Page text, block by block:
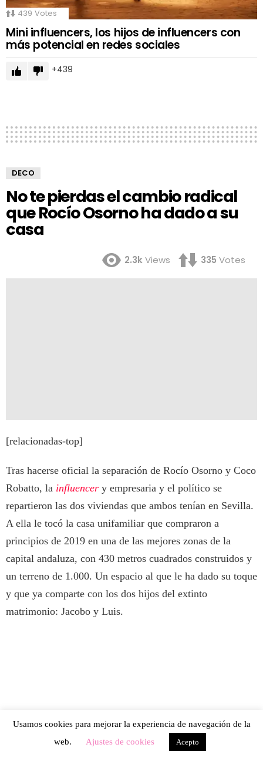
439 Votes
Mini influencers, los hijos de influencers con
más potencial en redes sociales
439
DECO
No te pierdas el cambio radical
que Rocío Osorno ha dado a su
casa
2.3kViews 335 Votes
[relacionadas-top]
Tras hacerse oficial la separación de Rocío Osorno y Coco
Robatto, la influencer y empresaria y el político se
repartieron las dos viviendas que ambos tenían en Sevilla.
A ella le tocó la casa unifamiliar que compraron a
principios de 2019 en una de las mejores zonas de la
capital andaluza, con 430 metros cuadrados construidos y
un terreno de 1.000. Un espacio al que le ha dado su toque
y que ya comparte con los dos hijos del extinto
matrimonio: Jacobo y Luis.
Usamos cookies para mejorar la experiencia de navegación de la
web.
Ajustes de cookies Acepto